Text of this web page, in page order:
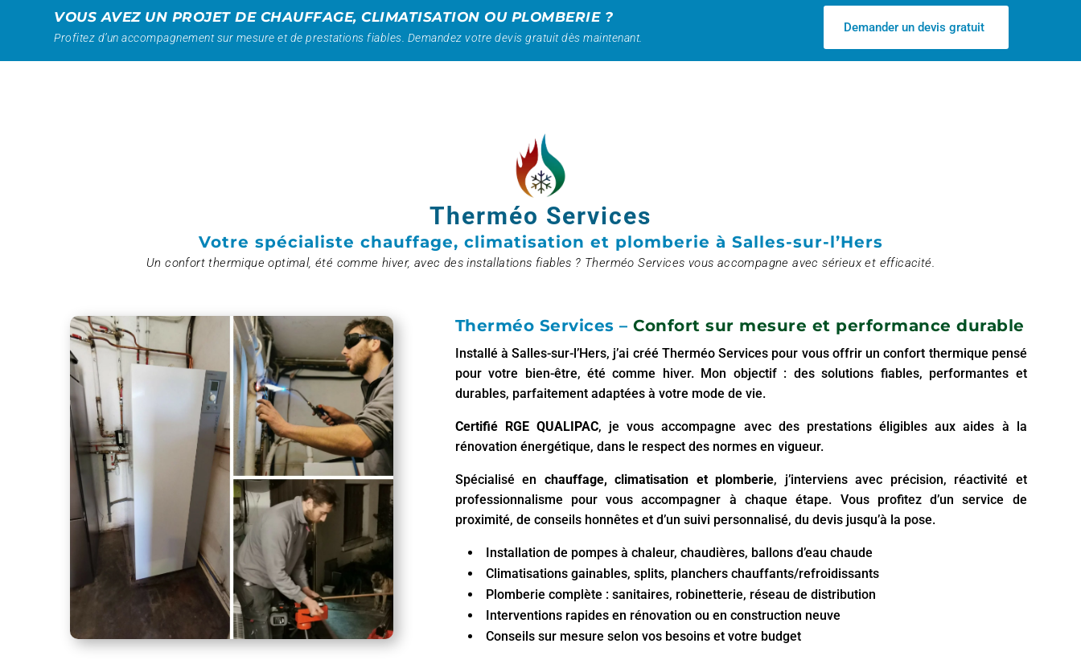
VOUS AVEZ UN PROJET DE CHAUFFAGE, CLIMATISATION OU PLOMBERIE ?
Profitez d’un accompagnement sur mesure et de prestations fiables. Demandez votre devis gratuit dès maintenant.
Demander un devis gratuit
Therméo Services
Votre spécialiste chauffage, climatisation et plomberie à Salles-sur-l’Hers
Un confort thermique optimal, été comme hiver, avec des installations fiables ? Therméo Services vous accompagne avec sérieux et efficacité.
Therméo Services – Confort sur mesure et performance durable
Installé à Salles-sur-l’Hers, j’ai créé Therméo Services pour vous offrir un confort thermique pensé
pour votre bien-être, été comme hiver. Mon objectif : des solutions fiables, performantes et
durables, parfaitement adaptées à votre mode de vie.
Certifié RGE QUALIPAC, je vous accompagne avec des prestations éligibles aux aides à la
rénovation énergétique, dans le respect des normes en vigueur.
Spécialisé en chauffage, climatisation et plomberie, j’interviens avec précision, réactivité et
professionnalisme pour vous accompagner à chaque étape. Vous profitez d’un service de
proximité, de conseils honnêtes et d’un suivi personnalisé, du devis jusqu’à la pose.
Installation de pompes à chaleur, chaudières, ballons d’eau chaude
Climatisations gainables, splits, planchers chauffants/refroidissants
Plomberie complète : sanitaires, robinetterie, réseau de distribution
Interventions rapides en rénovation ou en construction neuve
Conseils sur mesure selon vos besoins et votre budget